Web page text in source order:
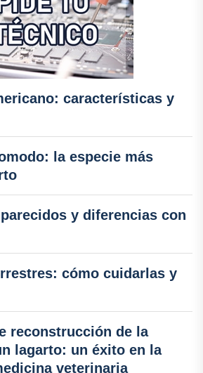
características y
la especie más
y diferencias con
cómo cuidarlas y
reconstrucción de la
lagarto: un éxito en la
veterinaria